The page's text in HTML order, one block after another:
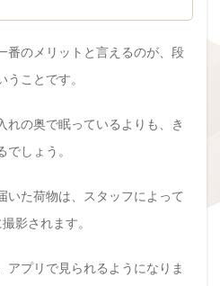
番のメリットと言えるのが、段
ことです。
れの奥で眠っているよりも、き
しょう。
いた荷物は、スタッフによって
影されます。
アプリで見られるようになりま